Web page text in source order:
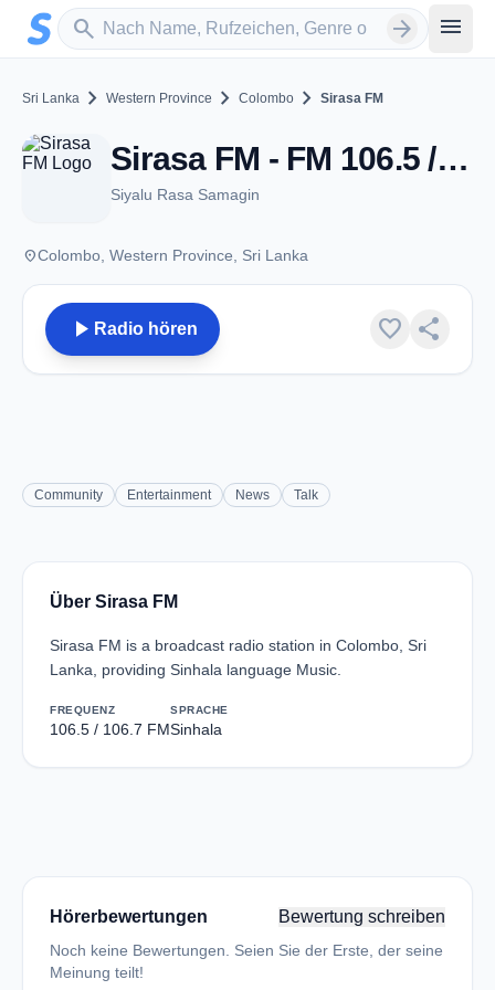
Zum Hauptinhalt springen
search
Sender suchen arrow_forward menu
Sri Lanka chevron_right Western Province chevron_right Colombo chevron_right Sirasa FM
Sirasa FM - FM 106.5 / 106.7 - Colombo
Siyalu Rasa Samagin
placeColombo, Western Province, Sri Lanka
play_arrow Radio hören favorite share
Community Entertainment News Talk
Über Sirasa FM
Sirasa FM is a broadcast radio station in Colombo, Sri
Lanka, providing Sinhala language Music.
FREQUENZ
106.5 / 106.7 FM
SPRACHE
Sinhala
Hörerbewertungen Bewertung schreiben
Noch keine Bewertungen. Seien Sie der Erste, der seine
Meinung teilt!